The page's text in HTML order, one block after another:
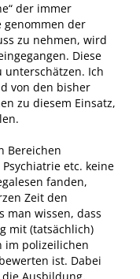
der immer
genommen der
zu nehmen, wird
Diese
unterschätzen. Ich
von den bisher
zu diesem Einsatz,
Bereichen
etc. keine
fanden,
Zeit den
man wissen, dass
mit (tatsächlich)
im polizeilichen
ist. Dabei